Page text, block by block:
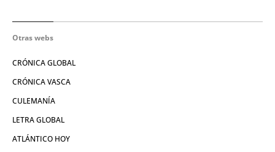
Otras webs
CRÓNICA GLOBAL
CRÓNICA VASCA
CULEMANÍA
LETRA GLOBAL
ATLÁNTICO HOY